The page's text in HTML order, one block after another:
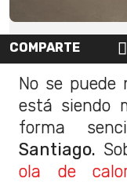
COMPARTE
No se puede
está siendo
forma
Santiago.
ola de